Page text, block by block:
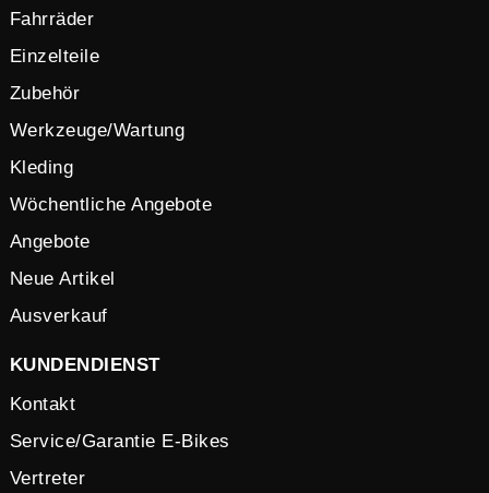
Fahrräder
Einzelteile
Zubehör
Werkzeuge/Wartung
Kleding
Wöchentliche Angebote
Angebote
Neue Artikel
Ausverkauf
KUNDENDIENST
Kontakt
Service/Garantie E-Bikes
Vertreter